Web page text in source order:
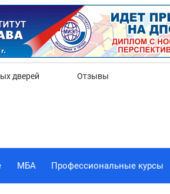
дверей Отзывы
МБА Профессиональные курсы